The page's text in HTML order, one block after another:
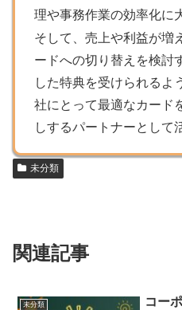
理や事務作業の効率化に
そして、売上や利益が増
ードへの切り替えを検討
した特典を受けられるよ
社にとって最適なカード
しするパートナーとして
未分類
関連記事
未分類
コー